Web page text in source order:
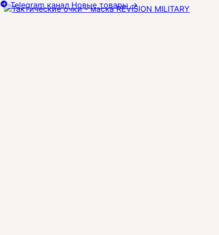
Telegram канал Новые товары→